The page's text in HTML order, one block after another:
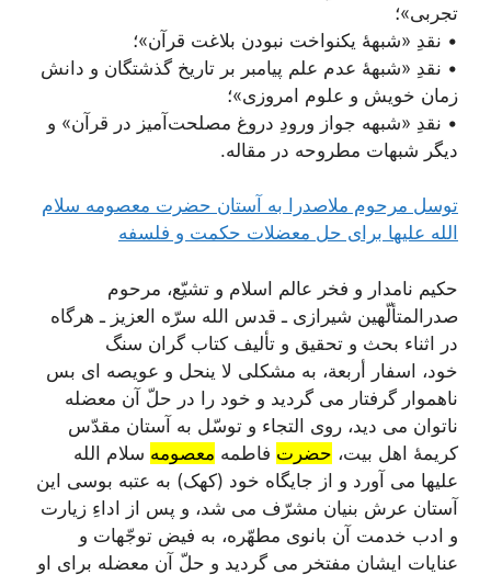
تجربی»؛
• نقدِ «شبهۀ یکنواخت نبودن بلاغت قرآن»؛
• نقدِ «شبهۀ عدم علم پیامبر بر تاریخ گذشتگان و دانش
زمان خویش و علوم امروزی»؛
• نقدِ «شبهه جواز ورودِ دروغ مصلحت‌آمیز در قرآن» و
دیگر شبهات مطروحه در مقاله.
توسل مرحوم ملاصدرا به آستان حضرت معصومه سلام
الله علیها برای حل معضلات حکمت و فلسفه
حکیم نامدار و فخر عالم اسلام و تشیّع، مرحوم
صدرالمتألّهین شیرازی ـ قدس الله سرّه العزیز ـ هرگاه
در اثناء بحث و تحقیق و تألیف کتاب گران سنگ
خود، اسفار أربعة، به مشکلی لا ینحل و عویصه ای بس
ناهموار گرفتار می گردید و خود را در حلّ آن معضله
ناتوان می دید، روی التجاء و توسّل به آستان مقدّس
کریمۀ اهل بیت، حضرت فاطمه معصومه سلام الله
علیها می آورد و از جایگاه خود (کهک) به عتبه بوسی این
آستان عرش بنیان مشرّف می شد، و پس از اداءِ زیارت
و ادب خدمت آن بانوی مطهّره، به فیض توجّهات و
عنایات ایشان مفتخر می گردید و حلّ آن معضله برای او